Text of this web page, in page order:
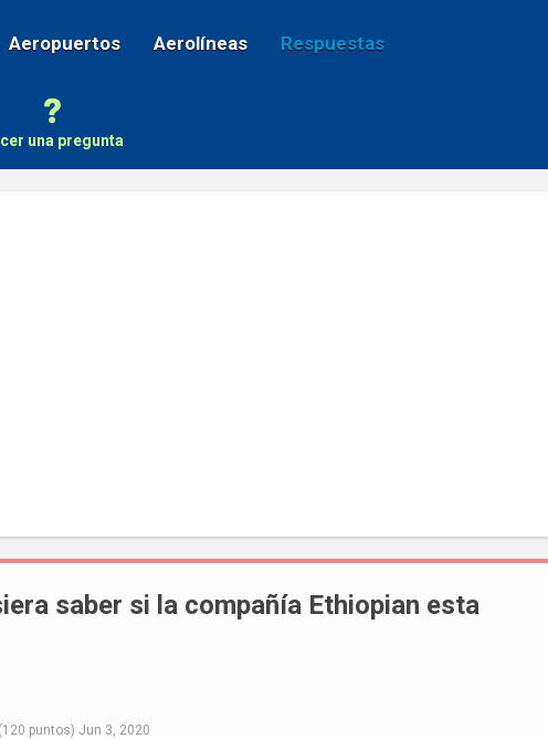
Aeropuertos Aerolíneas Respuestas
una pregunta
saber si la compañía Ethiopian esta
(120 puntos) Jun 3, 2020